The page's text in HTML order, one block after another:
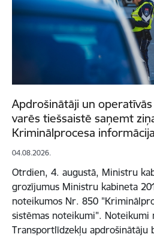
Apdrošinātāji un
varēs tiešsaistē saņemt
Kriminālprocesa
04.08.2026.
Otrdien, 4. augustā, Ministru
grozījumus Ministru kabineta
noteikumos Nr. 850
sistēmas noteikumi". Noteikumi
Transportlīdzekļu apdrošinātāju